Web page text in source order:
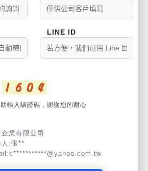
LINE ID
輸入驗證碼，謝謝您的耐心
業有限公司
人:張**